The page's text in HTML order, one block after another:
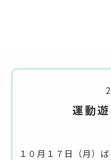
運動
１０月１７日（月）